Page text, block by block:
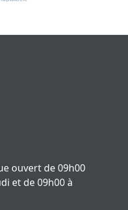
ouvert de 09h00
et de 09h00 à